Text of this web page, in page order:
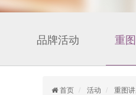
品牌活动 重
首页 活动 重图